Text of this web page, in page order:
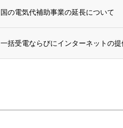
国の電気代補助事業の延長について
一括受電ならびにインターネットの